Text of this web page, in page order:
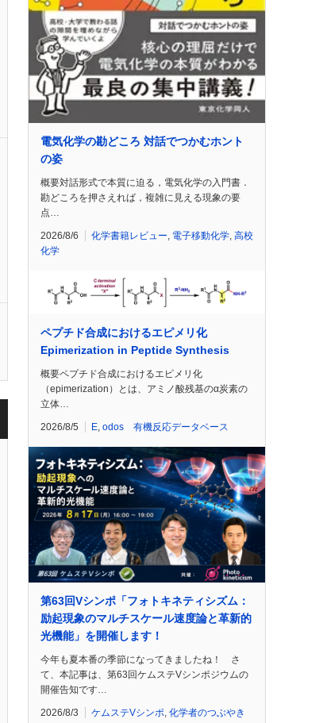
電気化学の勘どころ 対話でつかむホント
の姿
概要対話形式で本質に迫る，電気化学の入門書．
勘どころを押さえれば，複雑に見える現象の要
点…
2026/8/6 化学書籍レビュー 電子移動化学 高校
化学
ペプチド合成におけるエピメリ化
Epimerization in Peptide Synthesis
概要ペプチド合成におけるエピメリ化
（epimerization）とは、アミノ酸残基のα炭素の
立体…
2026/8/5 E odos 有機反応データベース
第63回Vシンポ「フォトキネティシズム：
励起現象のマルチスケール速度論と革新的
光機能」を開催します！
今年も夏本番の季節になってきましたね！ さ
て、本記事は、第63回ケムステVシンポジウムの
開催告知です…
2026/8/3 ケムステVシンポ, 化学者のつぶやき